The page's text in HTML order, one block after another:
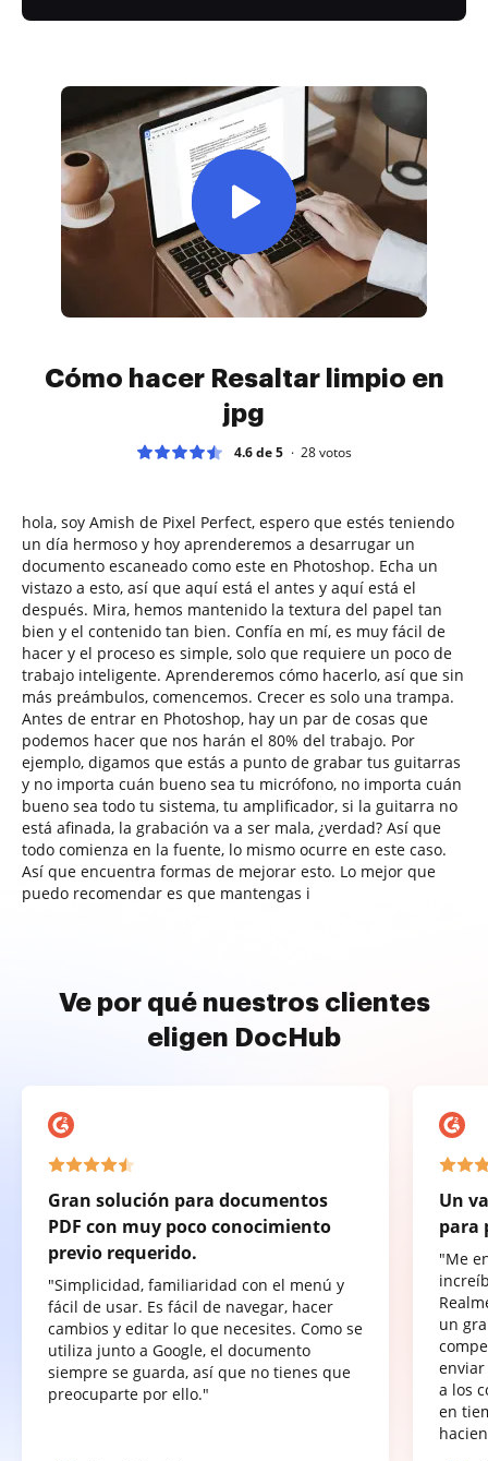
Cómo hacer Resaltar limpio en
jpg
4.6 de 5 28votos
hola, soy Amish de Pixel Perfect, espero que estés teniendo
un día hermoso y hoy aprenderemos a desarrugar un
documento escaneado como este en Photoshop. Echa un
vistazo a esto, así que aquí está el antes y aquí está el
después. Mira, hemos mantenido la textura del papel tan
bien y el contenido tan bien. Confía en mí, es muy fácil de
hacer y el proceso es simple, solo que requiere un poco de
trabajo inteligente. Aprenderemos cómo hacerlo, así que sin
más preámbulos, comencemos. Crecer es solo una trampa.
Antes de entrar en Photoshop, hay un par de cosas que
podemos hacer que nos harán el 80% del trabajo. Por
ejemplo, digamos que estás a punto de grabar tus guitarras
y no importa cuán bueno sea tu micrófono, no importa cuán
bueno sea todo tu sistema, tu amplificador, si la guitarra no
está afinada, la grabación va a ser mala, ¿verdad? Así que
todo comienza en la fuente, lo mismo ocurre en este caso.
Así que encuentra formas de mejorar esto. Lo mejor que
puedo recomendar es que mantengas i
Ve por qué nuestros clientes
eligen DocHub
Gran solución para documentos
PDF con muy poco conocimiento
previo requerido.
"Simplicidad, familiaridad con el menú y
fácil de usar. Es fácil de navegar, hacer
cambios y editar lo que necesites. Como se
utiliza junto a Google, el documento
siempre se guarda, así que no tienes que
preocuparte por ello."
Un
para
"Me
un
a los
en